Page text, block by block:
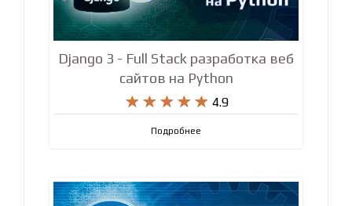
Django 3 - Full Stack разработка веб
сайтов на Python
    
     4.9
Подробнее